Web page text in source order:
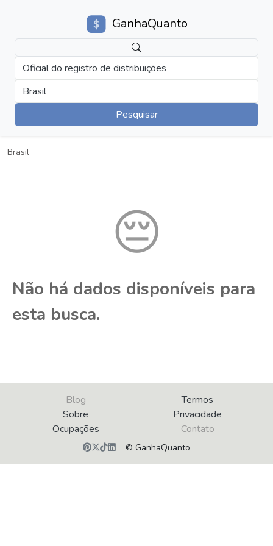
GanhaQuanto
Oficial do registro de distribuições
Brasil
Pesquisar
Brasil
😔
Não há dados disponíveis para
esta busca.
© GanhaQuanto
Blog
Sobre
Ocupações
Termos
Privacidade
Contato